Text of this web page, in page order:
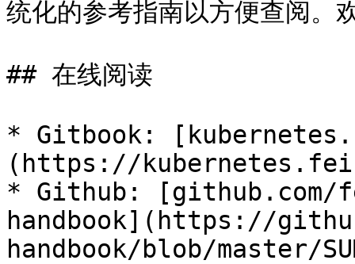
统化的参考指南以方便查阅。
## 在线阅读
* Gitbook:
(https://
* Github: [github.com/
handbook](https://
handbook/blob/master/